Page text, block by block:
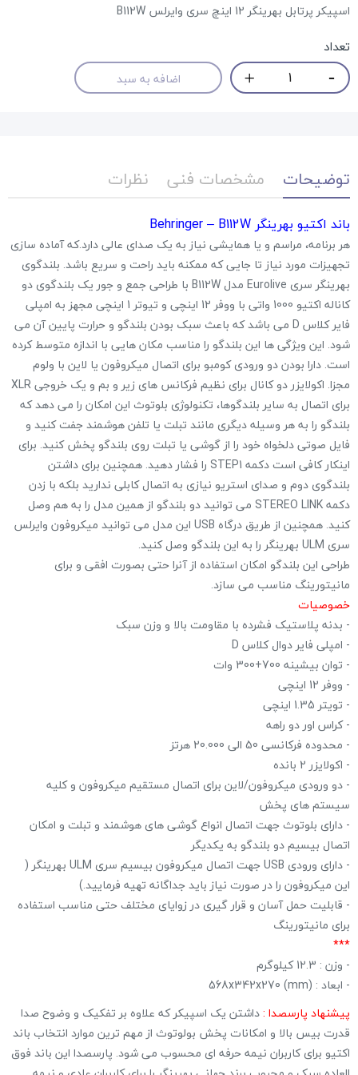
اسپیکر پرتابل بهرینگر 12 اینچ سری وایرلس B112W
تعداد
اضافه به سبد
توضیحات مشخصات فنی نظرات
باند اکتیو بهرینگر Behringer – B112W
هر برنامه، مراسم و یا همایشی نیاز به یک صدای عالی دارد.که آماده سازی
تجهیزات مورد نیاز تا جایی که ممکنه باید راحت و سریع باشد. بلندگوی
بهرینگر سری Eurolive مدل B112W با طراحی جمع و جور یک بلندگوی دو
کاناله اکتیو 1000 واتی با ووفر 12 اینچی و تیوتر 1 اینچی مجهز به امپلی
فایر کلاس D می باشد که باعث سبک بودن بلندگو و حرارت پایین آن می
شود. این ویژگی ها این بلندگو را مناسب مکان هایی با اندازه متوسط کرده
است. دارا بودن دو ورودی کومبو برای اتصال میکروفون یا لاین با ولوم
مجزا. اکولایزر دو کانال برای نظیم فرکانس های زیر و بم و یک خروجی XLR
برای اتصال به سایر بلندگوها، تکنولوژی بلوتوث این امکان را می دهد که
بلندگو را به هر وسیله دیگری مانند تبلت یا تلفن هوشمند جفت کنید و
فایل صوتی دلخواه خود را از گوشی یا تبلت روی بلندگو پخش کنید. برای
اینکار کافی است دکمه STEP1 را فشار دهید. همچنین برای داشتن
بلندگوی دوم و صدای استریو نیازی به اتصال کابلی ندارید بلکه با زدن
دکمه STEREO LINK می توانید دو بلندگو از همین مدل را به هم وصل
کنید. همچنین از طریق درگاه USB این مدل می توانید میکروفون وایرلس
سری ULM بهرینگر را به این بلندگو وصل کنید.
طراحی این بلندگو امکان استفاده از آنرا حتی بصورت افقی و برای
مانیتورینگ مناسب می سازد.
خصوصیات
- بدنه پلاستیک فشرده با مقاومت بالا و وزن سبک
- امپلی فایر دوال کلاس D
- توان بیشینه 700+300 وات
- ووفر 12 اینچی
- تویتر 1.35 اینچی
- کراس اور دو راهه
- محدوده فرکانسی 50 الی 20.000 هرتز
- اکولایزر 2 بانده
- دو ورودی میکروفون/لاین برای اتصال مستقیم میکروفون و کلیه
سیستم های پخش
- دارای بلوتوث جهت اتصال انواع گوشی های هوشمند و تبلت و امکان
اتصال بیسیم دو بلندگو به یکدیگر
- دارای ورودی USB جهت اتصال میکروفون بیسیم سری ULM بهرینگر (
این میکروفون را در صورت نیاز باید جداگانه تهیه فرمایید.)
- قابلیت حمل آسان و قرار گیری در زوایای مختلف حتی مناسب استفاده
برای مانیتورینگ
***
- وزن : 12.3 کیلوگرم
- ابعاد : 568x342x270 (mm)
پیشنهاد پارسصدا :داشتن یک اسپیکر که علاوه بر تفکیک و وضوح صدا
قدرت بیس بالا و امکانات پخش بولوتوث از مهم ترین موارد انتخاب باند
اکتیو برای کاربران نیمه حرفه ای محسوب می شود. پارسصدا این باند فوق